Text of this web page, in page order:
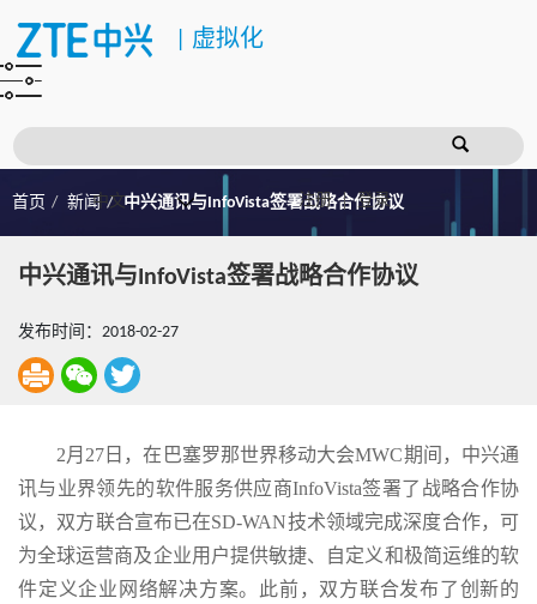
虚拟化
注册 登录
首页 新闻 中兴通讯与InfoVista签署战略合作协议
中兴通讯与InfoVista签署战略合作协议
发布时间：2018-02-27
2月27日，在巴塞罗那世界移动大会MWC期间，中兴通
讯与业界领先的软件服务供应商InfoVista签署了战略合作协
议，双方联合宣布已在SD-WAN技术领域完成深度合作，可
为全球运营商及企业用户提供敏捷、自定义和极简运维的软
件定义企业网络解决方案。此前，双方联合发布了创新的